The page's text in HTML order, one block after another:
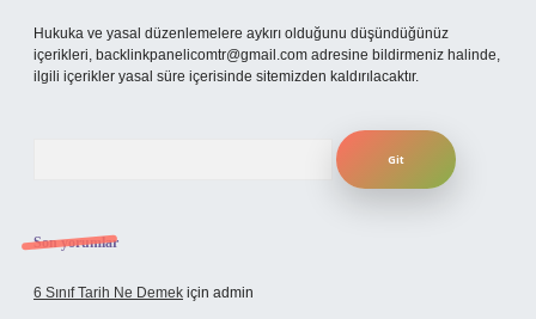
Hukuka ve yasal düzenlemelere aykırı olduğunu düşündüğünüz
içerikleri, backlinkpanelicomtr@gmail.com adresine bildirmeniz halinde,
ilgili içerikler yasal süre içerisinde sitemizden kaldırılacaktır.
Son yorumlar
6 Sınıf Tarih Ne Demek için admin